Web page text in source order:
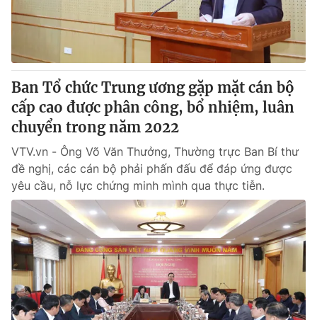
Ban Tổ chức Trung ương gặp mặt cán bộ
cấp cao được phân công, bổ nhiệm, luân
chuyển trong năm 2022
VTV.vn - Ông Võ Văn Thưởng, Thường trực Ban Bí thư
đề nghị, các cán bộ phải phấn đấu để đáp ứng được
yêu cầu, nỗ lực chứng minh mình qua thực tiễn.